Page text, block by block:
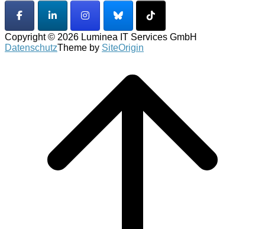
Copyright © 2026 Luminea IT Services GmbH
DatenschutzTheme by SiteOrigin